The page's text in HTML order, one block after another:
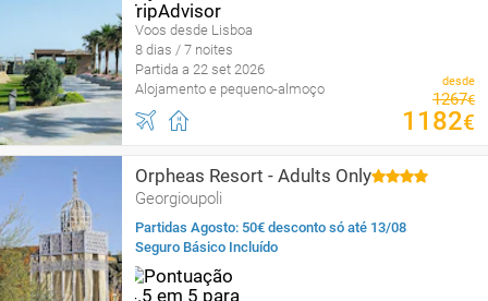
Voos desde Lisboa
8 dias / 7 noites
Partida a 22 set 2026
Alojamento e pequeno-almoço
desde
1267€
1182€
Orpheas Resort - Adults Only
Georgioupoli
Partidas Agosto: 50€ desconto só até 13/08
Seguro Básico Incluído